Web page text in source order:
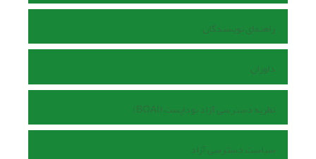
راهنمای نویسندگان
داوران
نظریه دسترسی آزاد بوداپست (BOAI)
سیاست دسترسی آزاد